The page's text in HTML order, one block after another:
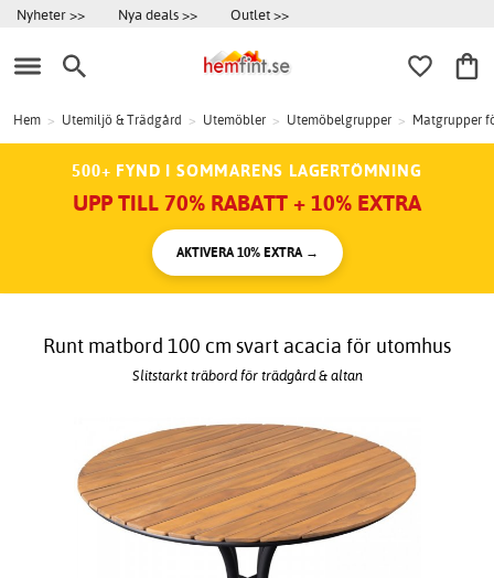
Nyheter >> Nya deals >> Outlet >>
Hem > Utemiljö & Trädgård > Utemöbler > Utemöbelgrupper > Matgrupper
500+ FYND I SOMMARENS LAGERTÖMNING
UPP TILL 70% RABATT + 10% EXTRA
AKTIVERA 10% EXTRA →
Runt matbord 100 cm svart acacia för utomhus
Slitstarkt träbord för trädgård & altan